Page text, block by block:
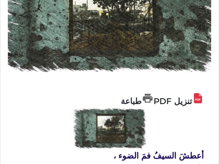
تنزيل PDF طباعة
أعطشَ السيفُ فمَ الضوء ،